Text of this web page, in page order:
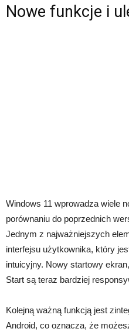
Nowe funkcje i
Windows 11 wprowadza wiele
porównaniu do poprzednich
Jednym z najważniejszych
interfejsu użytkownika, który
intuicyjny. Nowy startowy
Start są teraz bardziej
Kolejną ważną funkcją jest
Android, co oznacza, że